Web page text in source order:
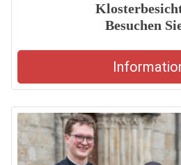
Besuchen